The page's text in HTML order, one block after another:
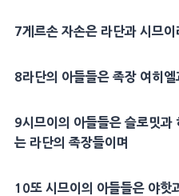
7게르손자손은 라단과 시므이
8라단의 아들들은 족장 여히엘
9시므이 의 아들들은 슬로밋과
는 라단의 족장들이며
10또 시므이 의 아들들은 야핫